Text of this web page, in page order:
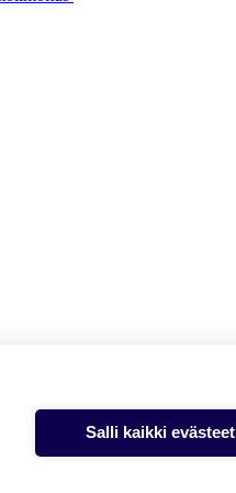
Salli kaikki evästeet